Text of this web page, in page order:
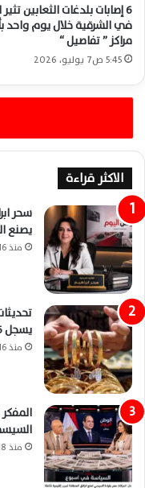
6 إصابات بلدغات الثعابين
في الشرقية خلال يوم واحد
مراكز ” تفاصيل “
5:45 ص7 يوليو، 2026
الاكثر قراءة
سحر
يصنع
منذ 16 ساعة
يسجل 6966 جنيهًا وسط ترقب الأسواق العالمية
منذ 16 ساعة
منذ 18 ساعة